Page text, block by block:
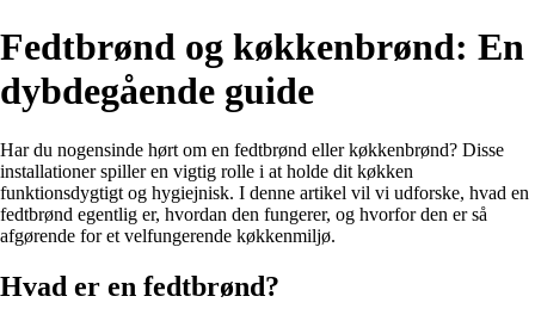
Fedtbrønd og køkkenbrønd: En
dybdegående guide
Har du nogensinde hørt om en fedtbrønd eller køkkenbrønd? Disse
installationer spiller en vigtig rolle i at holde dit køkken
funktionsdygtigt og hygiejnisk. I denne artikel vil vi udforske, hvad en
fedtbrønd egentlig er, hvordan den fungerer, og hvorfor den er så
afgørende for et velfungerende køkkenmiljø.
Hvad er en fedtbrønd?